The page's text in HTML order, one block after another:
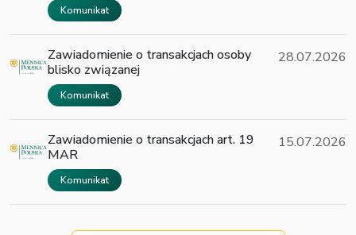
Komunikat
Zawiadomienie o transakcjach osoby
blisko związanej
Komunikat
28.07.2026
Zawiadomienie o transakcjach art. 19
MAR
Komunikat
15.07.2026